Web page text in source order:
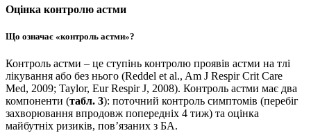
Оцінка контролю астми
Що означає «контроль астми»?
Контроль астми – це ступінь контролю проявів астми на тлі
лікування або без нього (Reddel et al., Am J Respir Crit Care
Med, 2009; Taylor, Eur Respir J, 2008). Контроль астми має два
компоненти (табл. 3): поточний контроль симптомів (перебіг
захворювання впродовж попередніх 4 тиж) та оцінка
майбутніх ризиків, пов’язаних з БА.